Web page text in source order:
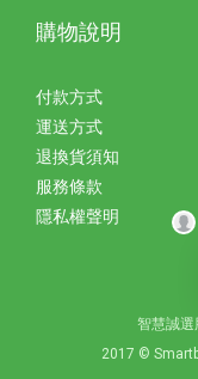
購物說明
付款方式
運送方式
退換貨須知
服務條款
隱私權聲明
智慧誠
2017 ©